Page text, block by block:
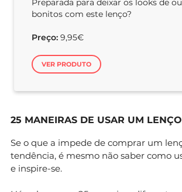
Preparada para deixar os looks de
bonitos com este lenço?
Preço: 9,95€
VER PRODUTO
25 MANEIRAS DE USAR UM LENÇO
Se o que a impede de comprar um
tendência, é mesmo não saber como
e inspire-se.